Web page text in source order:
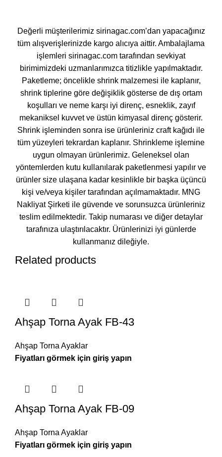
Değerli müşterilerimiz sirinagac.com’dan yapacağınız
tüm alışverişlerinizde kargo alıcıya aittir. Ambalajlama
işlemleri sirinagac.com tarafından sevkiyat
birimimizdeki uzmanlarımızca titizlikle yapılmaktadır.
Paketleme; öncelikle shrink malzemesi ile kaplanır,
shrink tiplerine göre değişiklik gösterse de dış ortam
koşulları ve neme karşı iyi direnç, esneklik, zayıf
mekaniksel kuvvet ve üstün kimyasal direnç gösterir.
Shrink işleminden sonra ise ürünleriniz craft kağıdı ile
tüm yüzeyleri tekrardan kaplanır. Shrinkleme işlemine
uygun olmayan ürünlerimiz. Geleneksel olan
yöntemlerden kutu kullanılarak paketlenmesi yapılır ve
ürünler size ulaşana kadar kesinlikle bir başka üçüncü
kişi ve/veya kişiler tarafından açılmamaktadır. MNG
Nakliyat Şirketi ile güvende ve sorunsuzca ürünleriniz
teslim edilmektedir. Takip numarası ve diğer detaylar
tarafınıza ulaştırılacaktır. Ürünlerinizi iyi günlerde
kullanmanız dileğiyle.
Related products
Ahşap Torna Ayak FB-43
Ahşap Torna Ayaklar
Ahşap Torna Ayak FB-09
Ahşap Torna Ayaklar